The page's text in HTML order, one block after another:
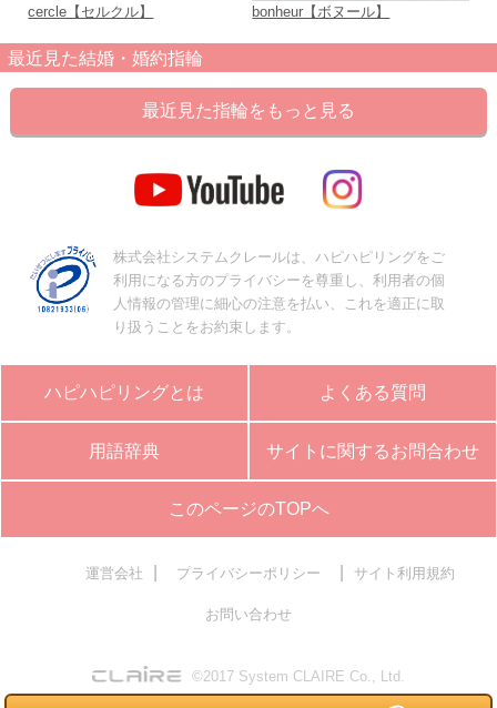
cercle【セルクル】 bonheur【ボヌール】
最近見た結婚・婚約指輪
最近見た指輪をもっと見る
株式会社システムクレールは、ハピハピリングをご
利用になる方のプライバシーを尊重し、利用者の個
人情報の管理に細心の注意を払い、これを適正に取
り扱うことをお約束します。
ハピハピリングとは よくある質問
用語辞典 サイトに関するお問合わせ
このページのTOPへ
運営会社 プライバシーポリシー サイト利用規約
お問い合わせ
©2017 System CLAIRE Co., Ltd.